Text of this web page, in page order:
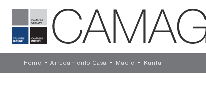
Home -Arredamento Casa - Madie - Kunta